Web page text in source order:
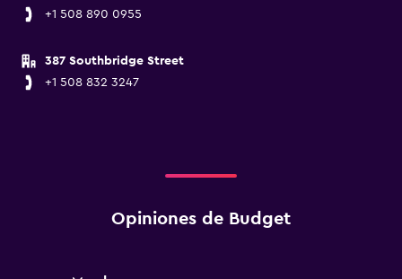
+1 508 890 0955
387 Southbridge Street
+1 508 832 3247
Opiniones de Budget